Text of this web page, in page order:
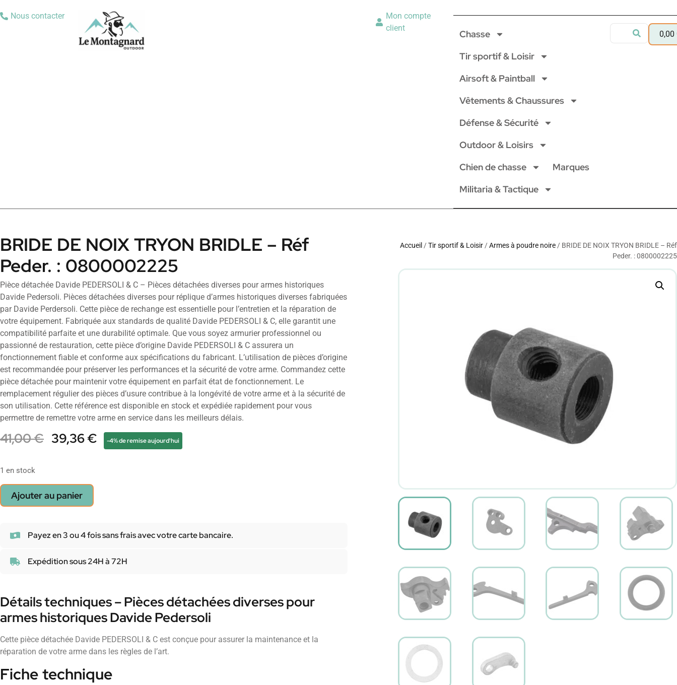
Nous contacter
Mon compte
client
Chasse
Tir sportif & Loisir
Airsoft & Paintball
Vêtements & Chaussures
Défense & Sécurité
Outdoor & Loisirs
Chien de chasse
Marques
Militaria & Tactique
0,00
BRIDE DE NOIX TRYON BRIDLE – Réf
Peder. : 0800002225
Pièce détachée Davide PEDERSOLI & C – Pièces détachées diverses pour armes historiques
Davide Pedersoli. Pièces détachées diverses pour réplique d’armes historiques diverses fabriquées
par Davide Perdersoli. Cette pièce de rechange est essentielle pour l’entretien et la réparation de
votre équipement. Fabriquée aux standards de qualité Davide PEDERSOLI & C, elle garantit une
compatibilité parfaite et une durabilité optimale. Que vous soyez armurier professionnel ou
passionné de restauration, cette pièce d’origine Davide PEDERSOLI & C assurera un
fonctionnement fiable et conforme aux spécifications du fabricant. L’utilisation de pièces d’origine
est recommandée pour préserver les performances et la sécurité de votre arme. Commandez cette
pièce détachée pour maintenir votre équipement en parfait état de fonctionnement. Le
remplacement régulier des pièces d’usure contribue à la longévité de votre arme et à la sécurité de
son utilisation. Cette référence est disponible en stock et expédiée rapidement pour vous
permettre de remettre votre arme en service dans les meilleurs délais.
41,00€ 39,36€ -4% de remise aujourd'hui
1 en stock
Ajouter au panier
Payez en 3 ou 4 fois sans frais avec votre carte bancaire.
Expédition sous 24H à 72H
Détails techniques – Pièces détachées diverses pour
armes historiques Davide Pedersoli
Cette pièce détachée Davide PEDERSOLI & C est conçue pour assurer la maintenance et la
réparation de votre arme dans les règles de l’art.
Fiche technique
Accueil /Tir sportif & Loisir /Armes à poudre noire / BRIDE DE NOIX TRYON BRIDLE – Réf
Peder. : 0800002225